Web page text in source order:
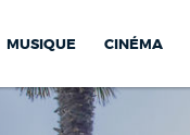
MUSIQUE CINÉMA